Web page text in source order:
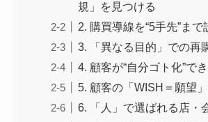
規」を見つける
2. 購買導線を“5手先”まで
3. 「異なる目的」での再
4. 顧客が“自分ゴト化”で
5. 顧客の「WISH＝願望
6. 「人」で選ばれる店・